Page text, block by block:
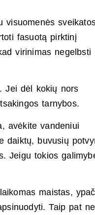
visuomenės
fasuotą pirktinį
virinimas negelbsti
Jei dėl kokių nors
tarnybos.
avėkite vandeniui
daiktų, buvusių
Jeigu tokios
maistas, ypač
Taip pat ne